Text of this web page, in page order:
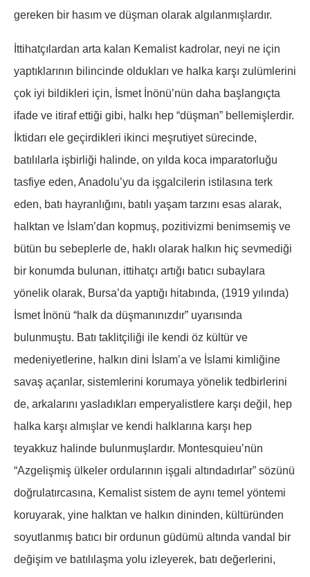
gereken bir hasım ve düşman olarak algılanmışlardır.
İttihatçılardan arta kalan Kemalist kadrolar, neyi ne için
yaptıklarının bilincinde oldukları ve halka karşı zulümlerini
çok iyi bildikleri için, İsmet İnönü’nün daha başlangıçta
ifade ve itiraf ettiği gibi, halkı hep “düşman” bellemişlerdir.
İktidarı ele geçirdikleri ikinci meşrutiyet sürecinde,
batılılarla işbirliği halinde, on yılda koca imparatorluğu
tasfiye eden, Anadolu’yu da işgalcilerin istilasına terk
eden, batı hayranlığını, batılı yaşam tarzını esas alarak,
halktan ve İslam’dan kopmuş, pozitivizmi benimsemiş ve
bütün bu sebeplerle de, haklı olarak halkın hiç sevmediği
bir konumda bulunan, ittihatçı artığı batıcı subaylara
yönelik olarak, Bursa’da yaptığı hitabında, (1919 yılında)
İsmet İnönü “halk da düşmanınızdır” uyarısında
bulunmuştu. Batı taklitçiliği ile kendi öz kültür ve
medeniyetlerine, halkın dini İslam’a ve İslami kimliğine
savaş açanlar, sistemlerini korumaya yönelik tedbirlerini
de, arkalarını yasladıkları emperyalistlere karşı değil, hep
halka karşı almışlar ve kendi halklarına karşı hep
teyakkuz halinde bulunmuşlardır. Montesquieu’nün
“Azgelişmiş ülkeler ordularının işgali altındadırlar” sözünü
doğrulatırcasına, Kemalist sistem de aynı temel yöntemi
koruyarak, yine halktan ve halkın dininden, kültüründen
soyutlanmış batıcı bir ordunun güdümü altında vandal bir
değişim ve batılılaşma yolu izleyerek, batı değerlerini,